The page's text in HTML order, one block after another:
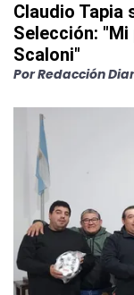
Claudio Tapia
Selección: "Mi
Scaloni"
PorRedacción